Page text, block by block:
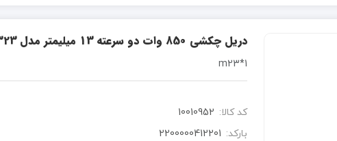
دریل چکشی 850 وات دو سرعته 13 میلیمتر مدل 5323 آروا ARVA
1*m23
کد کالا: 10010952
بارکد: 2200000412201